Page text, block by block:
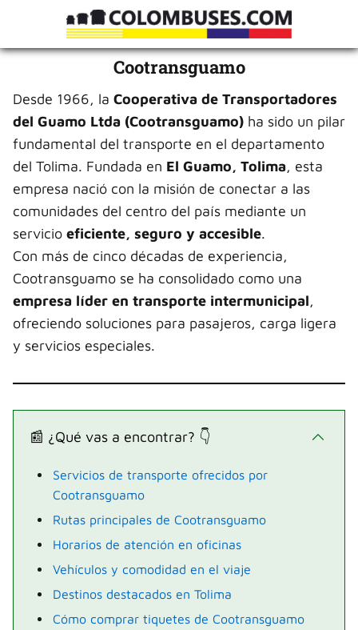
Cootransguamo
Desde 1966, la Cooperativa de Transportadores
del Guamo Ltda (Cootransguamo) ha sido un pilar
fundamental del transporte en el departamento
del Tolima. Fundada en El Guamo, Tolima, esta
empresa nació con la misión de conectar a las
comunidades del centro del país mediante un
servicio eficiente, seguro y accesible.
Con más de cinco décadas de experiencia,
Cootransguamo se ha consolidado como una
empresa líder en transporte intermunicipal,
ofreciendo soluciones para pasajeros, carga ligera
y servicios especiales.
📰 ¿Qué vas a encontrar? 👇
Servicios de transporte ofrecidos por
Cootransguamo
Rutas principales de Cootransguamo
Horarios de atención en oficinas
Vehículos y comodidad en el viaje
Destinos destacados en Tolima
Cómo comprar tiquetes de Cootransguamo